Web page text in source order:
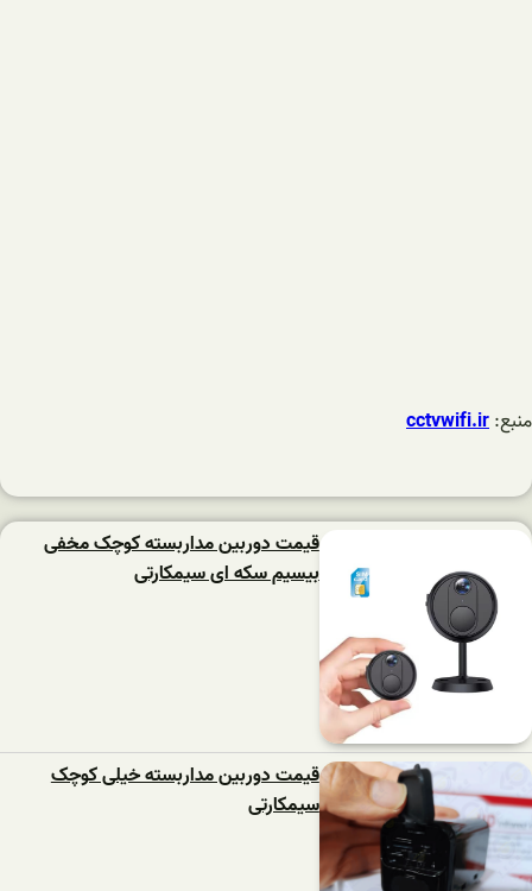
منبع:cctvwifi.ir
قیمت دوربین مداربسته کوچک مخفی
بیسیم سکه ای سیمکارتی
قیمت دوربین مداربسته خیلی کوچک
سیمکارتی